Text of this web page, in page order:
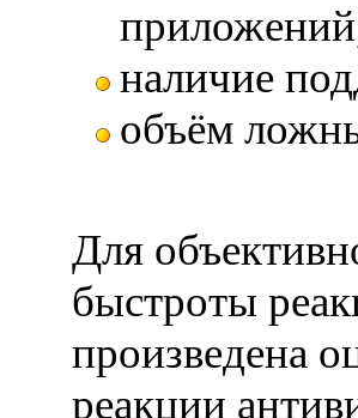
наличие
объём
Для
быстроты
произведена
реакции